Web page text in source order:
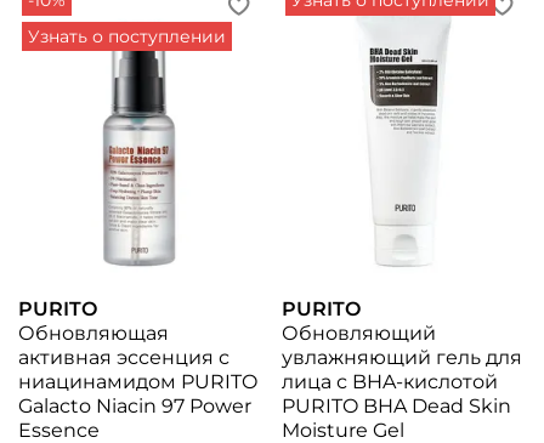
Узнать о поступлении
PURITO
Обновляющая
активная эссенция с
ниацинамидом PURITO
Galacto Niacin 97 Power
Essence
PURITO
Обновляющий
увлажняющий гель для
лица с BHA-кислотой
PURITO BHA Dead Skin
Moisture Gel